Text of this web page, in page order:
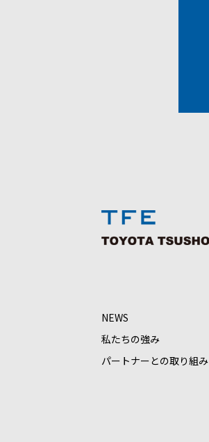
NEWS
私たちの強み
パートナーとの取り組み